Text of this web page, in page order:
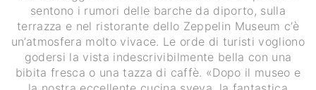
sentono i rumori delle barche da diporto, sulla
terrazza e nel ristorante dello Zeppelin Museum c’è
un’atmosfera molto vivace. Le orde di turisti vogliono
godersi la vista indescrivibilmente bella con una
bibita fresca o una tazza di caffè. «Dopo il museo e